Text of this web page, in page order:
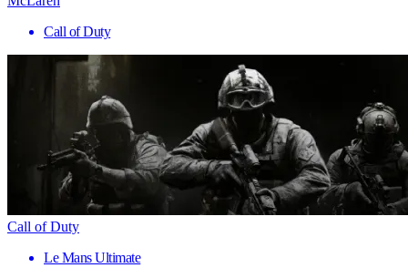
Call of Duty
Call of Duty
Le Mans Ultimate